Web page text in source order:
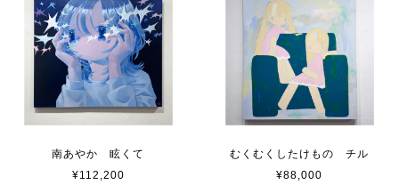
南あやか 眩くて
¥112,200
むくむくしたけもの チル
¥88,000